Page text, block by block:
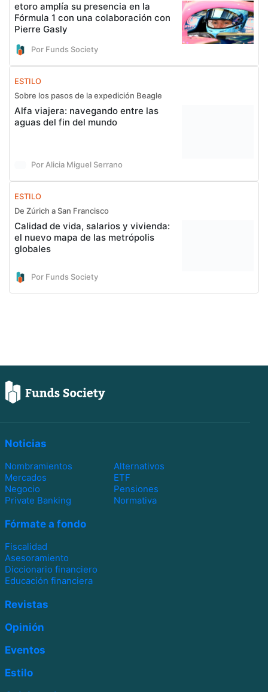
etoro amplía su presencia en la
Fórmula 1 con una colaboración con
Pierre Gasly
Por Funds Society
ESTILO
Sobre los pasos de la expedición Beagle
Alfa viajera: navegando entre las
aguas del fin del mundo
Por Alicia Miguel Serrano
ESTILO
De Zúrich a San Francisco
Calidad de vida, salarios y vivienda:
el nuevo mapa de las metrópolis
globales
Por Funds Society
Noticias
Nombramientos
Alternativos
Mercados
ETF
Negocio
Pensiones
Private Banking
Normativa
Fórmate a fondo
Fiscalidad
Asesoramiento
Diccionario financiero
Educación financiera
Revistas
Opinión
Eventos
Estilo